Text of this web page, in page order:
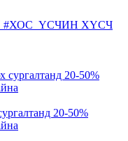
#ХОС_ҮСЧИН ХҮСЧ
20-50%